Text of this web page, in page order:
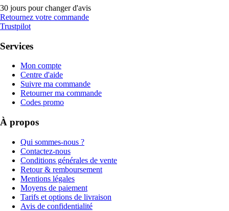
30 jours pour changer d'avis
Retournez votre commande
Trustpilot
Services
Mon compte
Centre d'aide
Suivre ma commande
Retourner ma commande
Codes promo
À propos
Qui sommes-nous ?
Contactez-nous
Conditions générales de vente
Retour & remboursement
Mentions légales
Moyens de paiement
Tarifs et options de livraison
Avis de confidentialité